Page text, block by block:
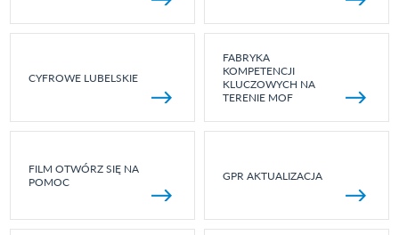
CYFROWE LUBELSKIE
FABRYKA
KOMPETENCJI
KLUCZOWYCH NA
TERENIE MOF
FILM OTWÓRZ SIĘ NA
POMOC
GPR AKTUALIZACJA